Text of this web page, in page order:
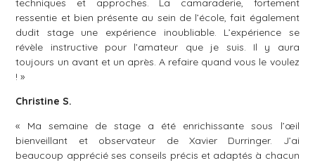
ressentie et bien présente au sein de l’école, fait également
dudit stage une expérience inoubliable. L’expérience se
révèle instructive pour l’amateur que je suis. Il y aura
toujours un avant et un après. A refaire quand vous le voulez
! »
Christine S.
« Ma semaine de stage a été enrichissante sous l’œil
bienveillant et observateur de Xavier Durringer. J’ai
beaucoup apprécié ses conseils précis et adaptés à chacun